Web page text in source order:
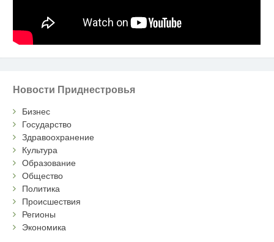
Новости Приднестровья
Бизнес
Государство
Здравоохранение
Культура
Образование
Общество
Политика
Происшествия
Регионы
Экономика